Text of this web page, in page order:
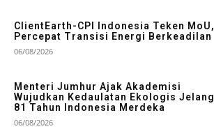
ClientEarth-CPI Indonesia Teken MoU,
Percepat Transisi Energi Berkeadilan
06/08/2026
Menteri Jumhur Ajak Akademisi
Wujudkan Kedaulatan Ekologis Jelang
81 Tahun Indonesia Merdeka
06/08/2026